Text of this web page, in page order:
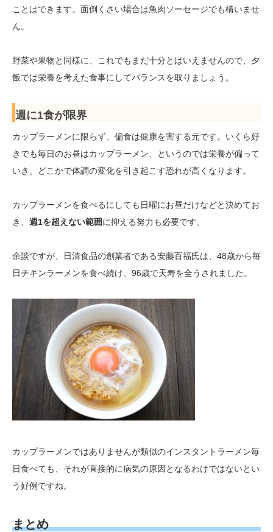
ことはできます。面倒くさい場合は魚肉ソーセージでも構いませ
ん。
野菜や果物と同様に、これでもまだ十分とはいえませんので、夕
飯では栄養を考えた食事にしてバランスを取りましょう。
週に1食が限界
カップラーメンに限らず、偏食は健康を害する元です。いくら好
きでも毎日のお昼はカップラーメン、というのでは栄養が偏って
いき、どこかで体調の変化を引き起こす恐れが高くなります。
カップラーメンを食べるにしても日曜にお昼だけなどと決めてお
き、 週1を超えない範囲に抑える努力も必要です。
余談ですが、日清食品の創業者である安藤百福氏は、48歳から毎
日チキンラーメンを食べ続け、96歳で天寿を全うされました。
カップラーメンではありませんが類似のインスタントラーメン毎
日食べても、それが直接的に病気の原因となるわけではないとい
う好例ですね。
まとめ